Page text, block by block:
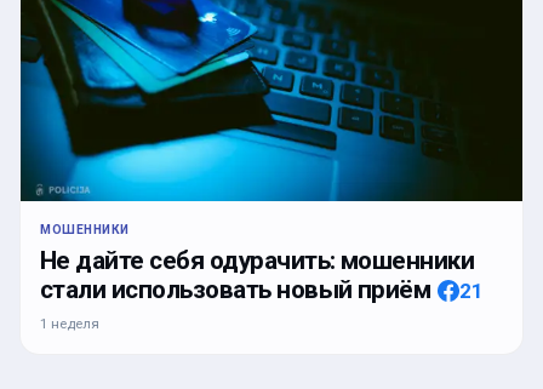
МОШЕННИКИ
Не дайте себя одурачить: мошенники
стали использовать новый приём
21
1 неделя